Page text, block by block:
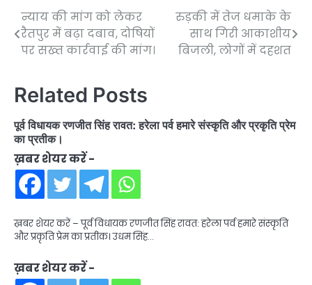
Post
navigation
न्याय की मांग को लेकर
रैतपुर में बढ़ा दबाव, दोषियों
पर सख्त कार्रवाई की मांग।
रुड़की में तेज धमाके के
साथ गिरी आकाशीय
बिजली, लोगों में दहशत
Related Posts
पूर्व विधायक रणजीत सिंह रावत: हरेला पर्व हमारे संस्कृति और प्रकृति प्रेम
का प्रतीक।
ख़बर शेयर करें -
ख़बर शेयर करें – पूर्व विधायक रणजीत सिंह रावत: हरेला पर्व हमारे संस्कृति
और प्रकृति प्रेम का प्रतीक। उधम सिंह…
ख़बर शेयर करें -